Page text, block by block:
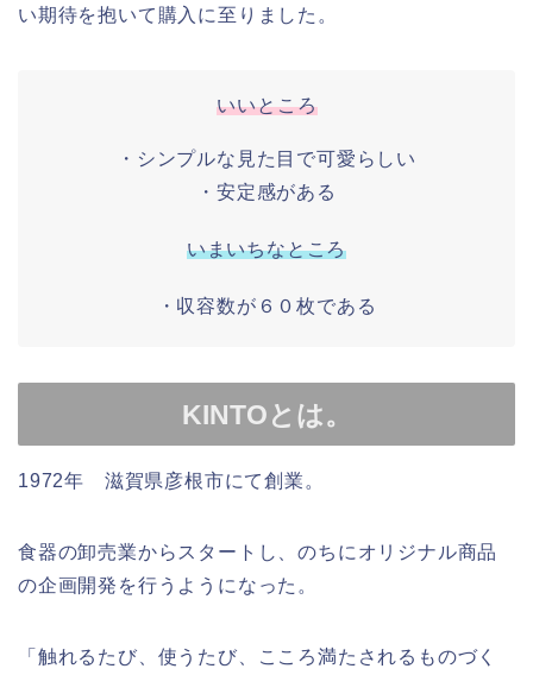
い期待を抱いて購入に至りました。
いいところ
・シンプルな見た目で可愛らしい
・安定感がある
いまいちなところ
・収容数が６０枚である
KINTOとは。
1972年 滋賀県彦根市にて創業。
食器の卸売業からスタートし、のちにオリジナル商品
の企画開発を行うようになった。
「触れるたび、使うたび、こころ満たされるものづく